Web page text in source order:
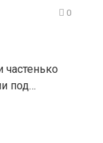
0
под…